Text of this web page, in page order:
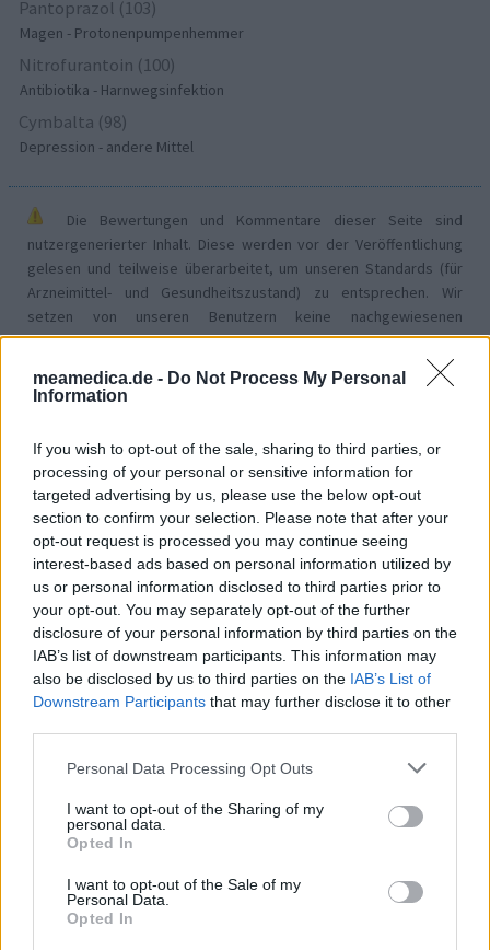
meamedica.de - Do Not Process My Personal
Information
If you wish to opt-out of the sale, sharing to third parties, or
processing of your personal or sensitive information for
targeted advertising by us, please use the below opt-out
section to confirm your selection. Please note that after your
opt-out request is processed you may continue seeing
interest-based ads based on personal information utilized by
us or personal information disclosed to third parties prior to
your opt-out. You may separately opt-out of the further
disclosure of your personal information by third parties on the
IAB’s list of downstream participants. This information may
also be disclosed by us to third parties on the IAB’s List of
Downstream Participants that may further disclose it to other
Personal Data Processing Opt Outs
I want to opt-out of the Sharing of my
personal data.
Opted In
I want to opt-out of the Sale of my
Personal Data.
Opted In
Pantoprazol (103)
Magen - Protonenpumpenhemmer
Nitrofurantoin (100)
Antibiotika - Harnwegsinfektion
Cymbalta (98)
Depression - andere Mittel
Die Bewertungen und Kommentare dieser Seite sind
nutzergenerierter Inhalt. Diese werden vor der Veröffentlichung
gelesen und teilweise überarbeitet, um unseren Standards (für
Arzneimittel- und Gesundheitszustand) zu entsprechen. Wir
setzen von unseren Benutzern keine nachgewiesenen
medizinischen Kenntnisse voraus um ihre Meinungen
auszutauschen. Auf diese Weise geben die beschriebenen
Meinungen und Erfahrungen nur die Ansichten der jeweiligen
unterschiedlich sein kann und dass Sie sich immer an Ihren Arzt
oder Apotheker wenden sollten, um medizinischen Rat zu
Medikamenten zu erhalten.